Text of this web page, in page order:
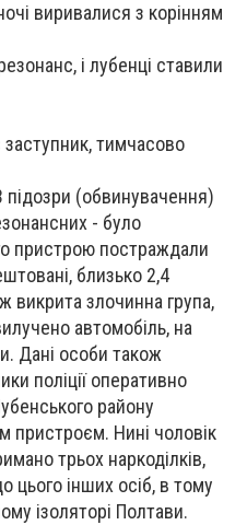
виривалися з корінням
і лубенці ставили
заступник, тимчасово
підозри (обвинувачення)
- було
пристрою постраждали
близько 2,4
викрита злочинна група,
автомобіль, на
Дані особи також
поліції оперативно
району
пристроєм. Нині чоловік
трьох наркоділків,
цього інших осіб, в тому
ізоляторі Полтави.